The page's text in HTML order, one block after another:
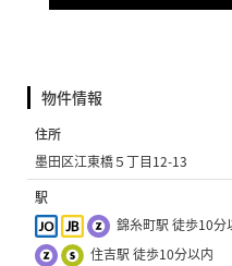
物件情報
住所
墨田区江東橋５丁目12-13
駅
錦糸町駅 徒歩10分
住吉駅 徒歩10分以内